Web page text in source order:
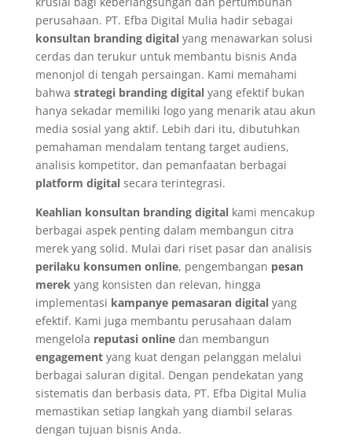
perusahaan. PT. Efba Digital Mulia hadir sebagai
konsultan branding digitalyang menawarkan solusi
cerdas dan terukur untuk membantu bisnis Anda
menonjol di tengah persaingan. Kami memahami
bahwa strategi branding digitalyang efektif bukan
hanya sekadar memiliki logo yang menarik atau akun
media sosial yang aktif. Lebih dari itu, dibutuhkan
pemahaman mendalam tentang target audiens,
analisis kompetitor, dan pemanfaatan berbagai
platform digitalsecara terintegrasi.
Keahlian konsultan branding digitalkami mencakup
berbagai aspek penting dalam membangun citra
merek yang solid. Mulai dari riset pasar dan analisis
perilaku konsumen online, pengembangan pesan
merekyang konsisten dan relevan, hingga
implementasi kampanye pemasaran digitalyang
efektif. Kami juga membantu perusahaan dalam
mengelola reputasi onlinedan membangun
engagementyang kuat dengan pelanggan melalui
berbagai saluran digital. Dengan pendekatan yang
sistematis dan berbasis data, PT. Efba Digital Mulia
memastikan setiap langkah yang diambil selaras
dengan tujuan bisnis Anda.